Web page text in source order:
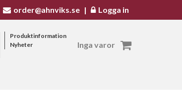
order@ahnviks.se | Logga in
Produktinformation
Nyheter
Inga varor